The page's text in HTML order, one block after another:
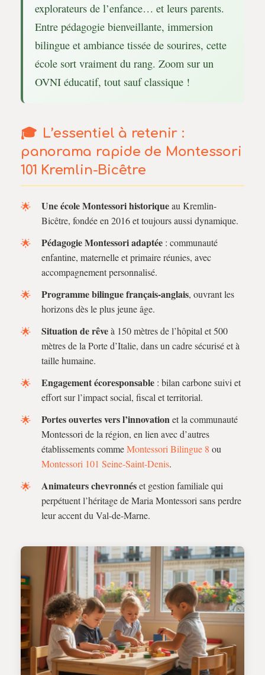
explorateurs de l’enfance… et leurs parents.
Entre pédagogie bienveillante, immersion
bilingue et ambiance tissée de sourires, cette
école sort vraiment du rang. Zoom sur un
OVNI éducatif, tout sauf classique !
L’essentiel à retenir :
panorama rapide de Montessori
101 Kremlin-Bicêtre
Une école Montessori historiqueau Kremlin-
Bicêtre, fondée en 2016 et toujours aussi dynamique.
Pédagogie Montessori adaptée : communauté
enfantine, maternelle et primaire réunies, avec
accompagnement personnalisé.
Programme bilingue français-anglais, ouvrant les
horizons dès le plus jeune âge.
Situation de rêveà 150 mètres de l’hôpital et 500
mètres de la Porte d’Italie, dans un cadre sécurisé et à
taille humaine.
Engagement écoresponsable : bilan carbone suivi et
effort sur l’impact social, fiscal et territorial.
Portes ouvertes vers l’innovationet la communauté
Montessori de la région, en lien avec d’autres
établissements commeMontessori Bilingue 8 ou
Montessori 101 Seine-Saint-Denis.
Animateurs chevronnéset gestion familiale qui
perpétuent l’héritage de Maria Montessori sans perdre
leur accent du Val-de-Marne.